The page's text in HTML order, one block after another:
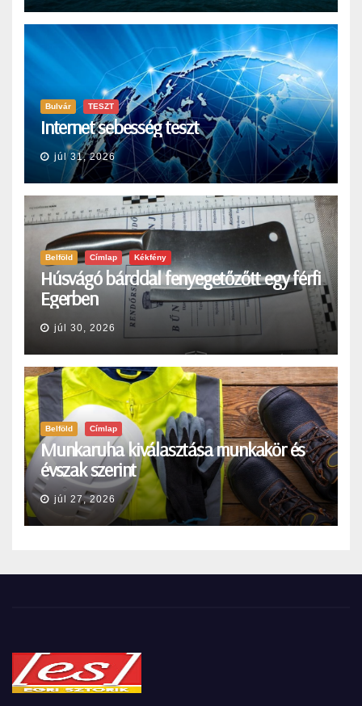
Bulvár TESZT
Internet sebesség teszt
júl 31, 2026
Belföld Címlap Kékfény
Húsvágó bárddal fenyegetőzőtt egy férfi
Egerben
júl 30, 2026
Belföld Címlap
Munkaruha kiválasztása munkakör és
évszak szerint
júl 27, 2026